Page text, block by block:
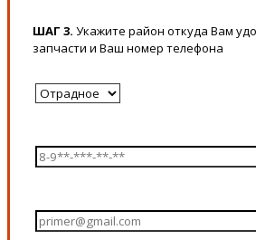
ШАГ 3. Укажите район откуда Вам
запчасти и Ваш номер телефона